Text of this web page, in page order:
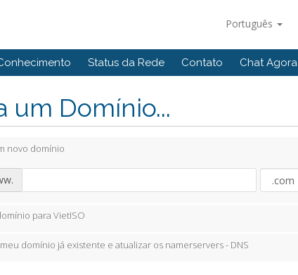
Português
Status da Rede Contato Chat Agora
um Domínio...
novo domínio
para VietISO
domínio já existente e atualizar os namerservers - DNS